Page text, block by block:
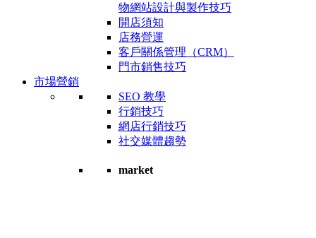
物網站設計與製作技巧
開店須知
店務營運
客戶關係管理（CRM）
門市銷售技巧
市場營銷
SEO 教學
行銷技巧
網店行銷技巧
社交媒體趨勢
market